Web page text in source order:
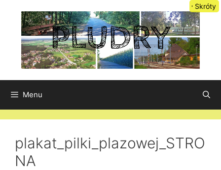
Skróty
Menu
plakat_pilki_plazowej_STRO
NA